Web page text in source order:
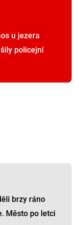
u jezera
policejní
brzy ráno
Město po letci